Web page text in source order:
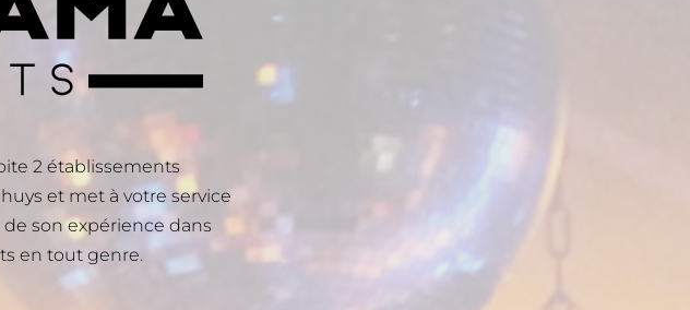
2 établissements
et met à votre service
son expérience dans
en tout genre.